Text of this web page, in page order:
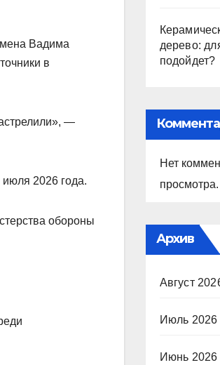
Вадима
в
—
2026 года.
обороны
дерево:
подойдет?
Нет
просмотра.
Архив
Август
Июль 2026
Июнь 2026